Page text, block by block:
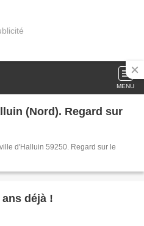
MENU
(Nord). Regard sur
d'Halluin 59250. Regard sur le
déjà !